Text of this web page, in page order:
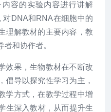
容的实验内容进行讲解
对DNA和RNA在细胞中的
理解教材的主要内容，教
和协作者。
果，生物教材在不断改
倡导以探究性学习为主，
学方式，在教学过程中增
生深入教材，从而提升生